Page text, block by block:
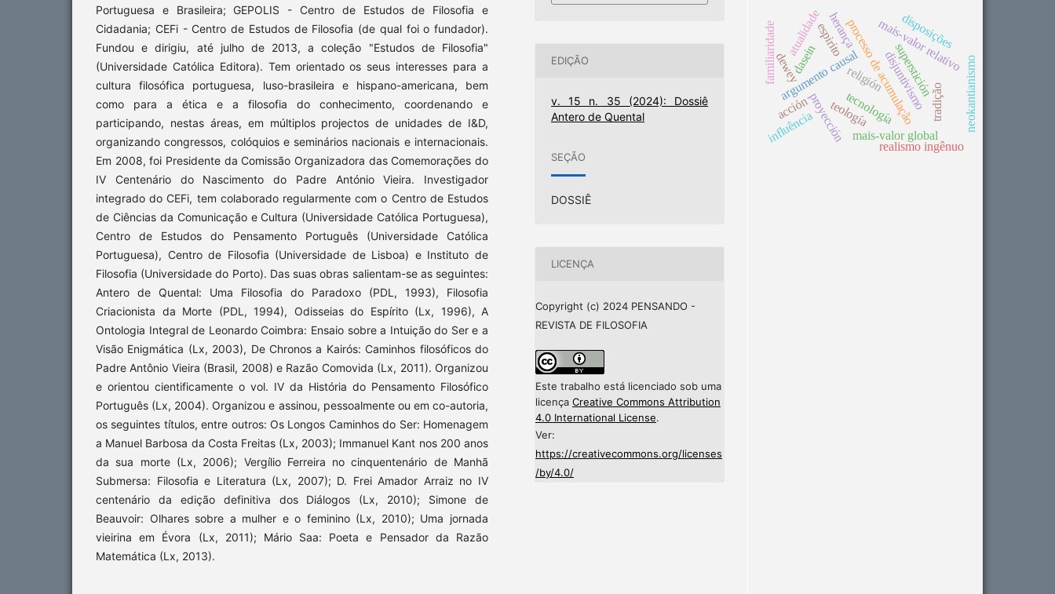
Portuguesa e Brasileira; GEPOLIS - Centro de Estudos de Filosofia e
Cidadania; CEFi - Centro de Estudos de Filosofia (de qual foi o fundador).
Fundou e dirigiu, até julho de 2013, a coleção "Estudos de Filosofia"
(Universidade Católica Editora). Tem orientado os seus interesses para a
cultura filosófica portuguesa, luso-brasileira e hispano-americana, bem
como para a ética e a filosofia do conhecimento, coordenando e
participando, nestas áreas, em múltiplos projectos de unidades de I&D,
organizando congressos, colóquios e seminários nacionais e internacionais.
Em 2008, foi Presidente da Comissão Organizadora das Comemorações do
IV Centenário do Nascimento do Padre António Vieira. Investigador
integrado do CEFi, tem colaborado regularmente com o Centro de Estudos
de Ciências da Comunicação e Cultura (Universidade Católica Portuguesa),
Centro de Estudos do Pensamento Português (Universidade Católica
Portuguesa), Centro de Filosofia (Universidade de Lisboa) e Instituto de
Filosofia (Universidade do Porto). Das suas obras salientam-se as seguintes:
Antero de Quental: Uma Filosofia do Paradoxo (PDL, 1993), Filosofia
Criacionista da Morte (PDL, 1994), Odisseias do Espírito (Lx, 1996), A
Ontologia Integral de Leonardo Coimbra: Ensaio sobre a Intuição do Ser e a
Visão Enigmática (Lx, 2003), De Chronos a Kairós: Caminhos filosóficos do
Padre Antônio Vieira (Brasil, 2008) e Razão Comovida (Lx, 2011). Organizou
e orientou cientificamente o vol. IV da História do Pensamento Filosófico
Português (Lx, 2004). Organizou e assinou, pessoalmente ou em co-autoria,
os seguintes títulos, entre outros: Os Longos Caminhos do Ser: Homenagem
a Manuel Barbosa da Costa Freitas (Lx, 2003); Immanuel Kant nos 200 anos
da sua morte (Lx, 2006); Vergílio Ferreira no cinquentenário de Manhã
Submersa: Filosofia e Literatura (Lx, 2007); D. Frei Amador Arraiz no IV
centenário da edição definitiva dos Diálogos (Lx, 2010); Simone de
Beauvoir: Olhares sobre a mulher e o feminino (Lx, 2010); Uma jornada
vieirina em Évora (Lx, 2011); Mário Saa: Poeta e Pensador da Razão
Matemática (Lx, 2013).
EDIÇÃO
v. 15 n. 35 (2024): Dossiê
Antero de Quental
SEÇÃO
DOSSIÊ
LICENÇA
Copyright (c) 2024 PENSANDO -
REVISTA DE FILOSOFIA
Este trabalho está licenciado sob uma
licença Creative Commons Attribution
4.0 International License.
Ver:
https://creativecommons.org/licenses
/by/4.0/
argumento causal superstición
proyecciónprocesso de acumulação
mais-valor global
mais-valor relativo
disjuntivismo
religión
realismo ingênuo
tecnología
dewey
teología
espirito
influência
familiaridade
neokantianismo
dasein
herança
tradição
disposições
acción
atualidade